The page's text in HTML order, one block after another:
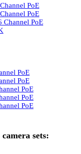
PoE
PoE
PoE
PoE
PoE
PoE
PoE
PoE
sets: